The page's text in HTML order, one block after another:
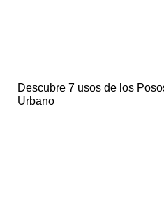
Descubre 7 usos de los
Urbano